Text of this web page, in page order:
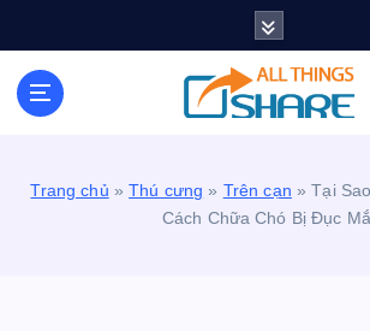
Personal Blog | Knowledge |
Pets | Life
Trang chủ »Thú cưng » Trên cạn »Tại
Cách Chữa Chó Bị Đục